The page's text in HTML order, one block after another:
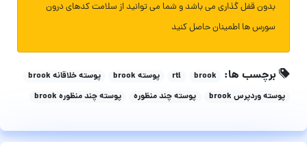
بدون قفل گذاری می باشد و شما می توانید از سلامت کدهای درون
سورس ها اطمینان حاصل کنید
برچسب ها: brook
rtl پوسته brook
پوسته خلاقانه brook
پوسته وردپرس brook
پوسته چند منظوره پوسته چند منظوره brook